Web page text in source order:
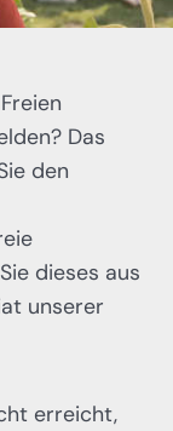
Das
den
dieses aus
unserer
erreicht,